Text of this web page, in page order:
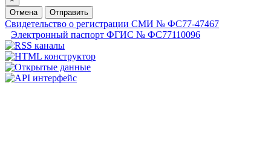
Отмена
Отправить
Свидетельство о регистрации СМИ № ФС77-47467
Электронный паспорт ФГИС № ФС77110096